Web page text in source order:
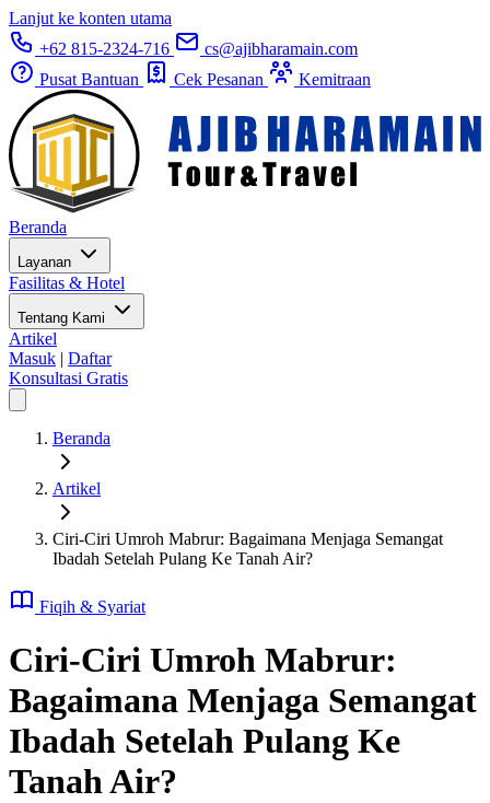
Lanjut ke konten utama
+62 815-2324-716
cs@ajibharamain.com
Pusat Bantuan
Cek Pesanan Kemitraan
Beranda
Layanan
Fasilitas & Hotel
Tentang Kami
Artikel
Masuk | Daftar
Konsultasi Gratis
Beranda
Artikel
Ciri-Ciri Umroh Mabrur: Bagaimana Menjaga Semangat
Ibadah Setelah Pulang Ke Tanah Air?
Fiqih & Syariat
Ciri-Ciri Umroh Mabrur:
Bagaimana Menjaga Semangat
Ibadah Setelah Pulang Ke
Tanah Air?